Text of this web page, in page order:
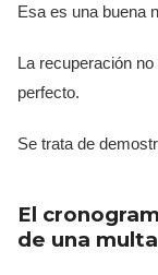
Esa es una buena
La recuperación
perfecto.
Se trata de
El
de una